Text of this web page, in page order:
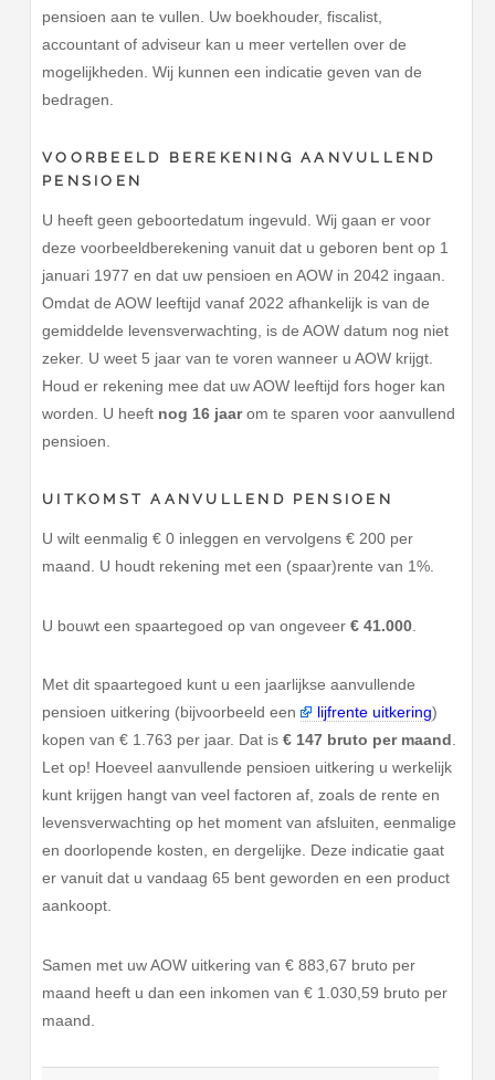
pensioen aan te vullen. Uw boekhouder, fiscalist,
accountant of adviseur kan u meer vertellen over de
mogelijkheden. Wij kunnen een indicatie geven van de
bedragen.
VOORBEELD BEREKENING AANVULLEND
PENSIOEN
U heeft geen geboortedatum ingevuld. Wij gaan er voor
deze voorbeeldberekening vanuit dat u geboren bent op 1
januari 1977 en dat uw pensioen en AOW in 2042 ingaan.
Omdat de AOW leeftijd vanaf 2022 afhankelijk is van de
gemiddelde levensverwachting, is de AOW datum nog niet
zeker. U weet 5 jaar van te voren wanneer u AOW krijgt.
Houd er rekening mee dat uw AOW leeftijd fors hoger kan
worden. U heeft nog 16 jaarom te sparen voor aanvullend
pensioen.
UITKOMST AANVULLEND PENSIOEN
U wilt eenmalig € 0 inleggen en vervolgens € 200 per
maand. U houdt rekening met een (spaar)rente van 1%.
U bouwt een spaartegoed op van ongeveer€ 41.000
Met dit spaartegoed kunt u een jaarlijkse aanvullende
pensioen uitkering (bijvoorbeeld een
lijfrente uitkering)
kopen van € 1.763 per jaar. Dat is€ 147 bruto per maand.
Let op! Hoeveel aanvullende pensioen uitkering u werkelijk
kunt krijgen hangt van veel factoren af, zoals de rente en
levensverwachting op het moment van afsluiten, eenmalige
en doorlopende kosten, en dergelijke. Deze indicatie gaat
er vanuit dat u vandaag 65 bent geworden en een product
aankoopt.
Samen met uw AOW uitkering van € 883,67 bruto per
maand heeft u dan een inkomen van € 1.030,59 bruto per
maand.